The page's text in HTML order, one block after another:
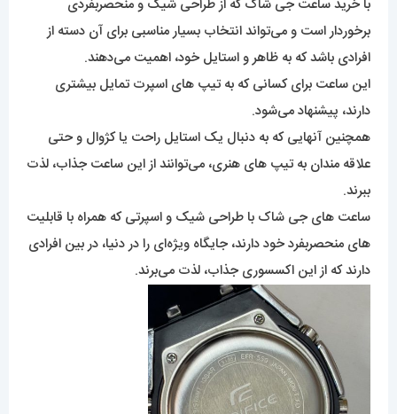
با خرید ساعت جی شاک‌ که از طراحی شیک و منحصربفردی
برخوردار است و می‌تواند انتخاب بسیار مناسبی برای آن دسته از
افرادی باشد که به ظاهر و استایل خود، اهمیت می‌دهند.
این ساعت برای کسانی که به تیپ های اسپرت تمایل بیشتری
دارند، پیشنهاد می‌شود.
همچنین آنهایی که به دنبال یک استایل راحت یا کژوال و حتی
علاقه مندان به تیپ های هنری، می‌توانند از این ساعت جذاب، لذت
ببرند.
ساعت های جی شاک با طراحی شیک و اسپرتی که همراه با قابلیت
های منحصربفرد خود دارند، جایگاه ویژه‌ای را در دنیا، در بین افرادی
دارند که از این اکسسوری جذاب، لذت می‌برند.